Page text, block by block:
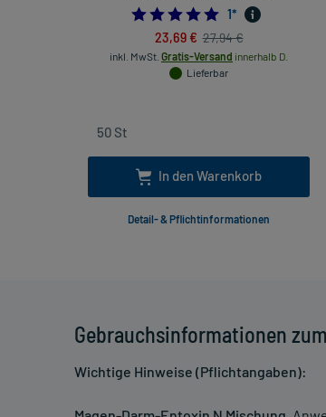
Gebrauchsinformationen
Wichtige Hinweise (Pflichtangaben):
5.0
1*
23,69 € 27,94 €
inkl. MwSt. Gratis-Versand innerhalb D.
Lieferbar
In den Warenkorb
Detail- & Pflichtinformationen